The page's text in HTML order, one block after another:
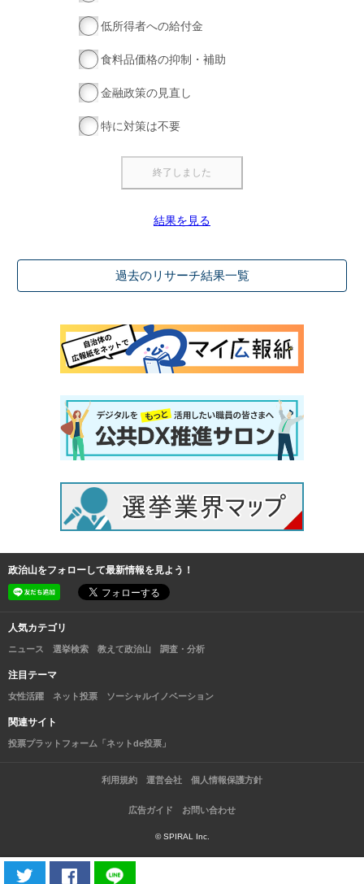
低所得者への給付金
食料品価格の抑制・補助
金融政策の見直し
特に対策は不要
結果を見る
過去のリサーチ結果一覧
政治山をフォローして最新情報を見よう！
人気カテゴリ
ニュース 選挙検索 教えて政治山 調査・分析
注目テーマ
女性活躍 ネット投票 ソーシャルイノベーション
関連サイト
投票プラットフォーム「ネットde投票」
利用規約 運営会社 個人情報保護方針
広告ガイド お問い合わせ
© SPIRAL Inc.